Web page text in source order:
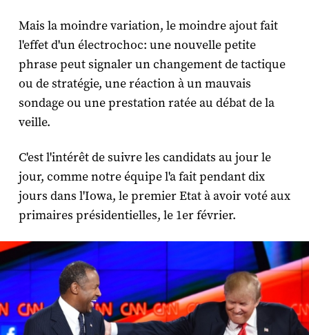
Mais la moindre variation, le moindre ajout fait
l'effet d'un électrochoc: une nouvelle petite
phrase peut signaler un changement de tactique
ou de stratégie, une réaction à un mauvais
sondage ou une prestation ratée au débat de la
veille.
C'est l'intérêt de suivre les candidats au jour le
jour, comme notre équipe l'a fait pendant dix
jours dans l'Iowa, le premier Etat à avoir voté aux
primaires présidentielles, le 1er février.